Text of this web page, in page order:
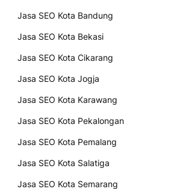
Jasa SEO Kota Bandung
Jasa SEO Kota Bekasi
Jasa SEO Kota Cikarang
Jasa SEO Kota Jogja
Jasa SEO Kota Karawang
Jasa SEO Kota Pekalongan
Jasa SEO Kota Pemalang
Jasa SEO Kota Salatiga
Jasa SEO Kota Semarang